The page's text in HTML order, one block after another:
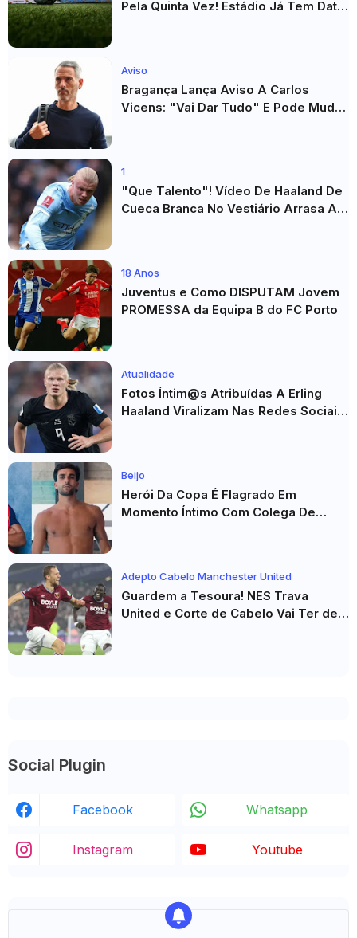
Pela Quinta Vez! Estádio Já Tem Data
Aviso
Bragança Lança Aviso A Carlos
Vicens: "Vai Dar Tudo" E Pode Mudar
1
"Que Talento"! Vídeo De Haaland De
Cueca Branca No Vestiário Arrasa A
18 Anos
Juventus e Como DISPUTAM Jovem
PROMESSA da Equipa B do FC Porto
Atualidade
Fotos Íntim@s Atribuídas A Erling
Haaland Viralizam Nas Redes Sociais
Beijo
Herói Da Copa É Flagrado Em
Momento Íntimo Com Colega De
Adepto Cabelo Manchester United
Guardem a Tesoura! NES Trava
United e Corte de Cabelo Vai Ter de
Social Plugin
Facebook Whatsapp
Instagram Youtube